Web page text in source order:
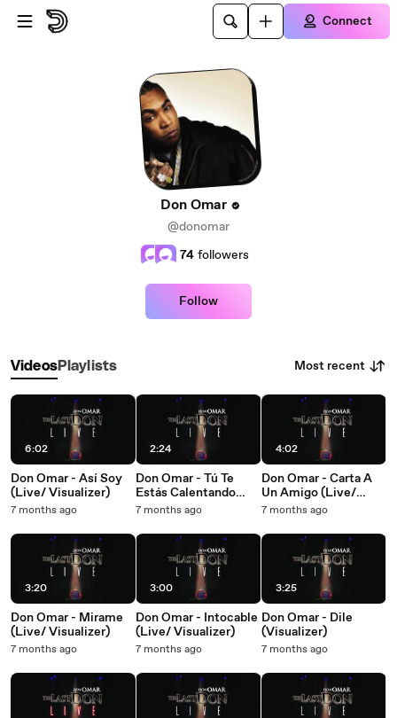
Skip to main content
Connect
Don Omar
@donomar
74 followers
Follow
VideosPlaylists Most recent
6:02
Don Omar - Así Soy
(Live/ Visualizer)
7 months ago
3:20
Don Omar - Mirame
(Live/ Visualizer)
7 months ago
2:24
Don Omar - Tú Te
Estás Calentando
(Live/ Visualizer)
7 months ago
3:00
Don Omar - Intocable
(Live/ Visualizer)
7 months ago
4:02
Don Omar - Carta A
Un Amigo (Live/
Salsa Version/
7 months ago
3:25
Don Omar - Dile
(Visualizer)
7 months ago